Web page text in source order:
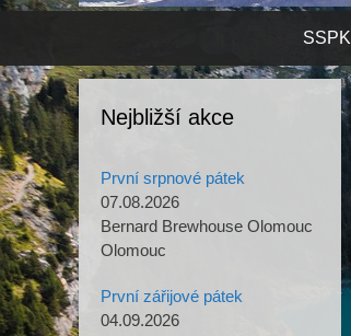
obsah
SSPK
Nejbližší akce
První srpnové pátek
07.08.2026
Bernard Brewhouse Olomouc
Olomouc
První zářijové pátek
04.09.2026